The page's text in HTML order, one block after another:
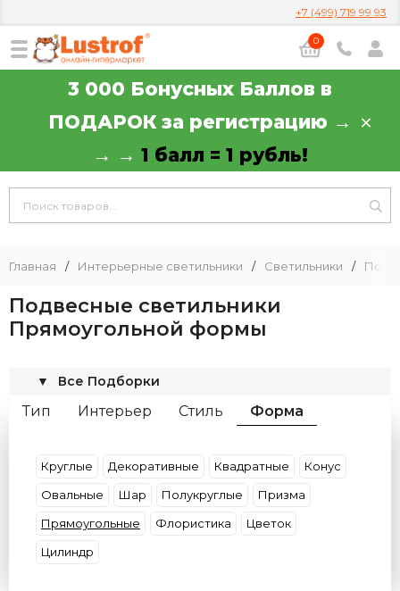
+7 (499) 719 99 93
0
3 000 Бонусных Баллов в
ПОДАРОК за регистрацию →
→ → 1 балл = 1 рубль!
Главная / Интерьерные светильники / Светильники /
Подвесные светильники
Прямоугольной формы
Все Подборки
▼
Тип Интерьер Стиль
Форма
Цвет свечения
Цвет плафона
Цвет арматуры
IP защита
Кол-во Ламп
Тип лампочки
Круглые Декоративные Квадратные
Конус
Овальные
Шар Полукруглые
Призма
Прямоугольные
Флористика
Цветок
Цилиндр